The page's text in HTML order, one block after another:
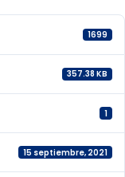
1699
357.38 KB
1
15 septiembre, 2021